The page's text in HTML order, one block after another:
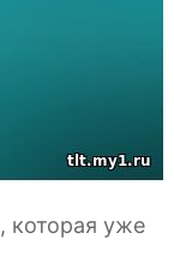
которая уже